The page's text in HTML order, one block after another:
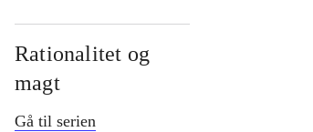
Rationalitet og
magt
Gå til serien